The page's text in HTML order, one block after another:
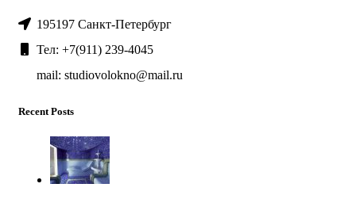
195197 Санкт-Петербург
Тел: +7(911) 239-4045
mail: studiovolokno@mail.ru
Recent Posts